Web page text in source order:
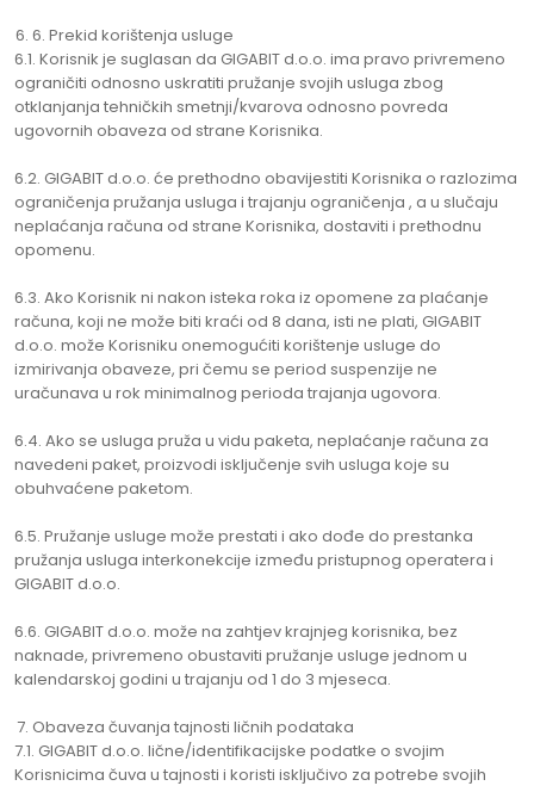
6. Prekid korištenja usluge
6.1. Korisnik je suglasan da GIGABIT d.o.o. ima pravo privremeno
ograničiti odnosno uskratiti pružanje svojih usluga zbog
otklanjanja tehničkih smetnji/kvarova odnosno povreda
ugovornih obaveza od strane Korisnika.
6.2. GIGABIT d.o.o. će prethodno obavijestiti Korisnika o razlozima
ograničenja pružanja usluga i trajanju ograničenja , a u slučaju
neplaćanja računa od strane Korisnika, dostaviti i prethodnu
opomenu.
6.3. Ako Korisnik ni nakon isteka roka iz opomene za plaćanje
računa, koji ne može biti kraći od 8 dana, isti ne plati, GIGABIT
d.o.o. može Korisniku onemogućiti korištenje usluge do
izmirivanja obaveze, pri čemu se period suspenzije ne
uračunava u rok minimalnog perioda trajanja ugovora.
6.4. Ako se usluga pruža u vidu paketa, neplaćanje računa za
navedeni paket, proizvodi isključenje svih usluga koje su
obuhvaćene paketom.
6.5. Pružanje usluge može prestati i ako dođe do prestanka
pružanja usluga interkonekcije između pristupnog operatera i
GIGABIT d.o.o.
6.6. GIGABIT d.o.o. može na zahtjev krajnjeg korisnika, bez
naknade, privremeno obustaviti pružanje usluge jednom u
kalendarskoj godini u trajanju od 1 do 3 mjeseca.
Obaveza čuvanja tajnosti ličnih podataka
7.1. GIGABIT d.o.o. lične/identifikacijske podatke o svojim
Korisnicima čuva u tajnosti i koristi isključivo za potrebe svojih